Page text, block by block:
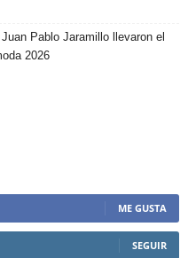
Pablo Jaramillo llevaron el
2026
ME GUSTA
SEGUIR